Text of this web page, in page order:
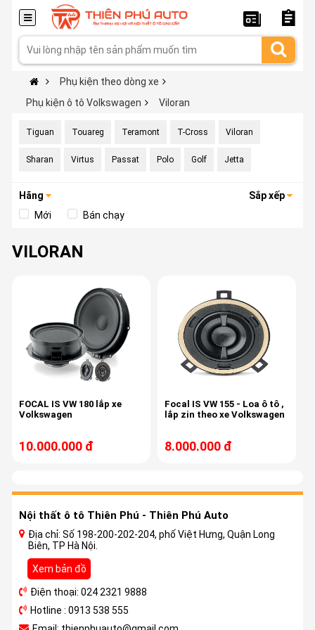
Phụ kiện theo dòng xe
Phụ kiện ô tô Volkswagen
Viloran
Tiguan Touareg Teramont T-Cross Viloran
Sharan Virtus Passat Polo Golf Jetta
Hãng
Sắp xếp
Mới
Bán chạy
VILORAN
FOCAL IS VW 180 lắp xe
Volkswagen
10.000.000 đ
Focal IS VW 155 - Loa ô tô ,
lắp zin theo xe Volkswagen
8.000.000 đ
Nội thất ô tô Thiên Phú - Thiên Phú Auto
Địa chỉ: Số 198-200-202-204, phố Việt Hưng, Quận Long
Biên, TP Hà Nội.
Xem bản đồ
Điện thoại: 024 2321 9888
Hotline : 0913 538 555